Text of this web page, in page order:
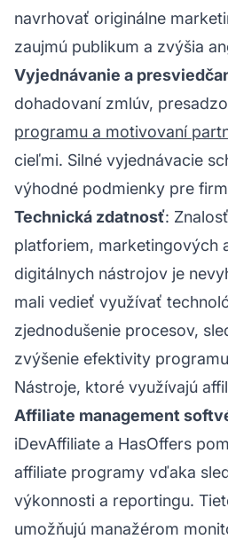
navrhovať originálne
zaujmú publikum a zvýšia
Vyjednávanie a
dohadovaní zmlúv,
programu a motivovaní
cieľmi. Silné vyjednávacie
výhodné podmienky pre
Technická zdatnosť: Znalosť
platforiem, marketingových
digitálnych nástrojov je
mali vedieť využívať
zjednodušenie procesov,
zvýšenie efektivity
Nástroje, ktoré využívajú
Affiliate management
iDevAffiliate a HasOffers
affiliate programy vďaka
výkonnosti a reportingu.
umožňujú manažérom